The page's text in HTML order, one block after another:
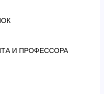
И ПРОФЕССОРА